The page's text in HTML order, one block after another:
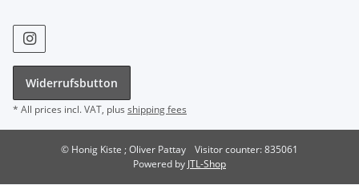
Widerrufsbutton
* All prices incl. VAT, plus shipping fees
© Honig Kiste ; Oliver Pattay
Visitor counter: 835061
Powered by JTL-Shop